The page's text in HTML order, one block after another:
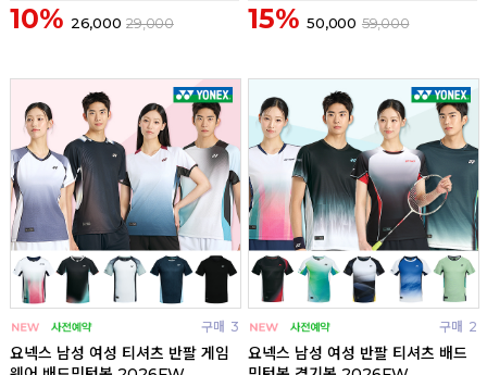
10% 26,000 29,000 15% 50,000 59,000
구매 3
요넥스 남성 여성 티셔츠 반팔 게임
구매 2
요넥스 남성 여성 반팔 티셔츠 배드